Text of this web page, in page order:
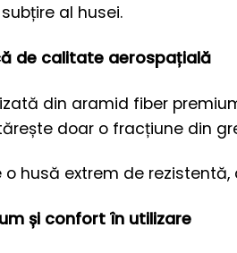
al husei.
de calitate aerospațială
din aramid fiber
doar o fracțiune din
o husă extrem de
și confort în utilizare